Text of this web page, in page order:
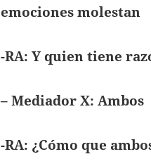
emociones molestan
-RA: Y quien tiene
– Mediador X: Ambos
-RA: ¿Cómo que